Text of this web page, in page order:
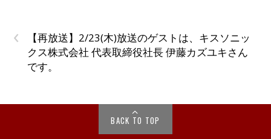
‹
【再放送】2/23(木)放送のゲストは、キスソニッ
クス株式会社 代表取締役社長 伊藤カズユキさん
です。
BACK TO TOP